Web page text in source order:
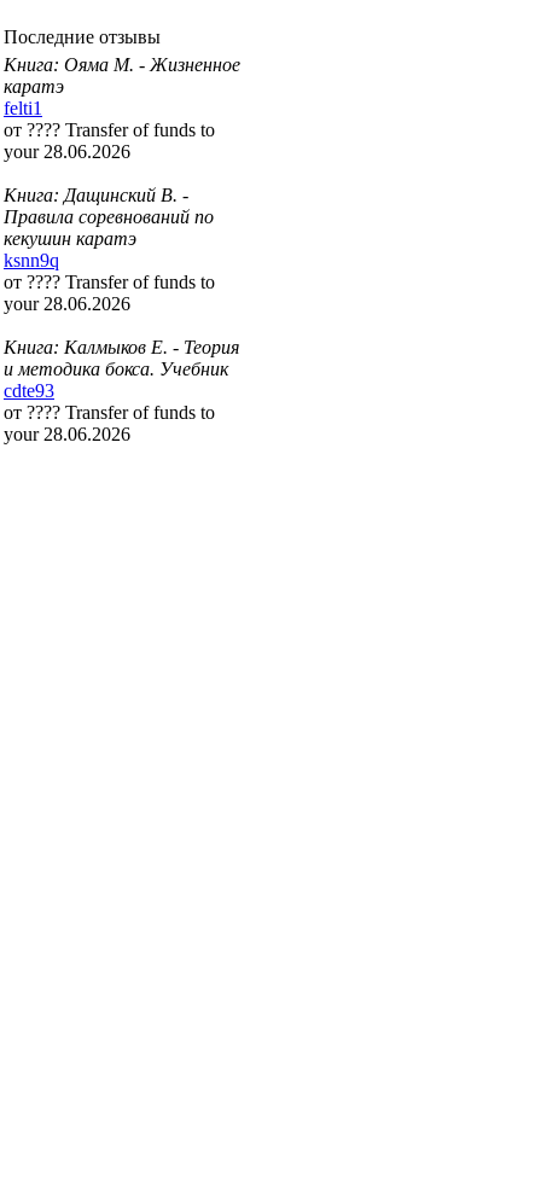
Последние отзывы
Книга: Ояма М. - Жизненное
каратэ
felti1
от ???? Transfer of funds to
your 28.06.2026
Книга: Дащинский В. -
Правила соревнований по
кекушин каратэ
ksnn9q
от ???? Transfer of funds to
your 28.06.2026
Книга: Калмыков Е. - Теория
и методика бокса. Учебник
cdte93
от ???? Transfer of funds to
your 28.06.2026